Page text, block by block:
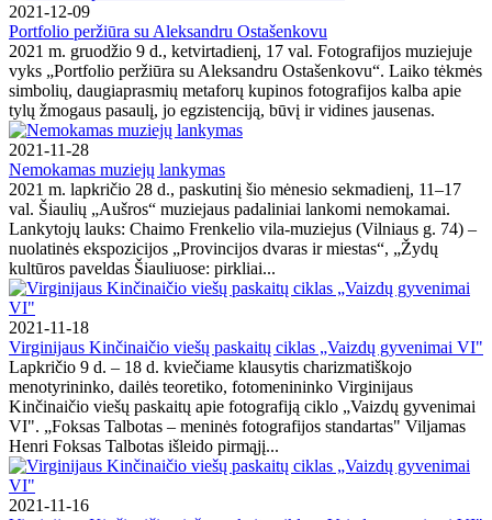
2021-12-09
Portfolio peržiūra su Aleksandru Ostašenkovu
2021 m. gruodžio 9 d., ketvirtadienį, 17 val. Fotografijos muziejuje
vyks „Portfolio peržiūra su Aleksandru Ostašenkovu“. Laiko tėkmės
simbolių, daugiaprasmių metaforų kupinos fotografijos kalba apie
tylų žmogaus pasaulį, jo egzistenciją, būvį ir vidines jausenas.
2021-11-28
Nemokamas muziejų lankymas
2021 m. lapkričio 28 d., paskutinį šio mėnesio sekmadienį, 11–17
val. Šiaulių „Aušros“ muziejaus padaliniai lankomi nemokamai.
Lankytojų lauks: Chaimo Frenkelio vila-muziejus (Vilniaus g. 74) –
nuolatinės ekspozicijos „Provincijos dvaras ir miestas“, „Žydų
kultūros paveldas Šiauliuose: pirkliai...
2021-11-18
Virginijaus Kinčinaičio viešų paskaitų ciklas „Vaizdų gyvenimai VI"
Lapkričio 9 d. – 18 d. kviečiame klausytis charizmatiškojo
menotyrininko, dailės teoretiko, fotomenininko Virginijaus
Kinčinaičio viešų paskaitų apie fotografiją ciklo „Vaizdų gyvenimai
VI". „Foksas Talbotas – meninės fotografijos standartas" Viljamas
Henri Foksas Talbotas išleido pirmąjį...
2021-11-16